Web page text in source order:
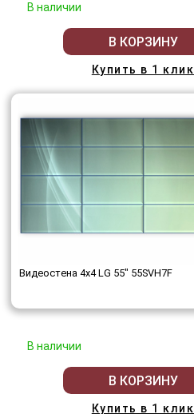
В наличии
В КОРЗИНУ
Купить в 1 клик
Видеостена 4x4 LG 55" 55SVH7F
В наличии
В КОРЗИНУ
Купить в 1 клик